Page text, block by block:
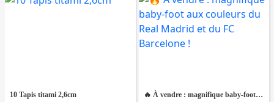
10 Tapis titami 2,6cm 🔥 À vendre : magnifique baby-foot aux couleurs du Real Madrid et du FC Barcelone !